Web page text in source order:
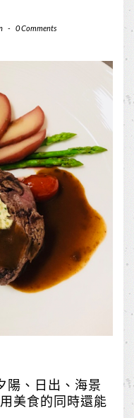
- 0 Comments
陽、日出、海景
美食的同時還能